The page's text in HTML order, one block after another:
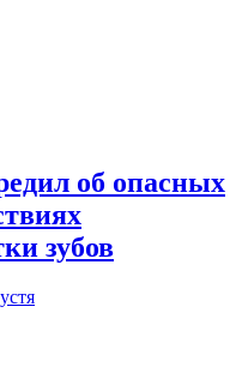
об опасных
зубов